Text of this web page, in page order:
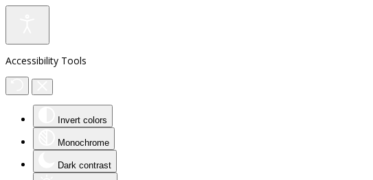
Accessibility Tools
Invert colors
Monochrome
Dark contrast